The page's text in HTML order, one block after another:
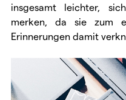
insgesamt leichter,
merken, da sie zum
Erinnerungen damit